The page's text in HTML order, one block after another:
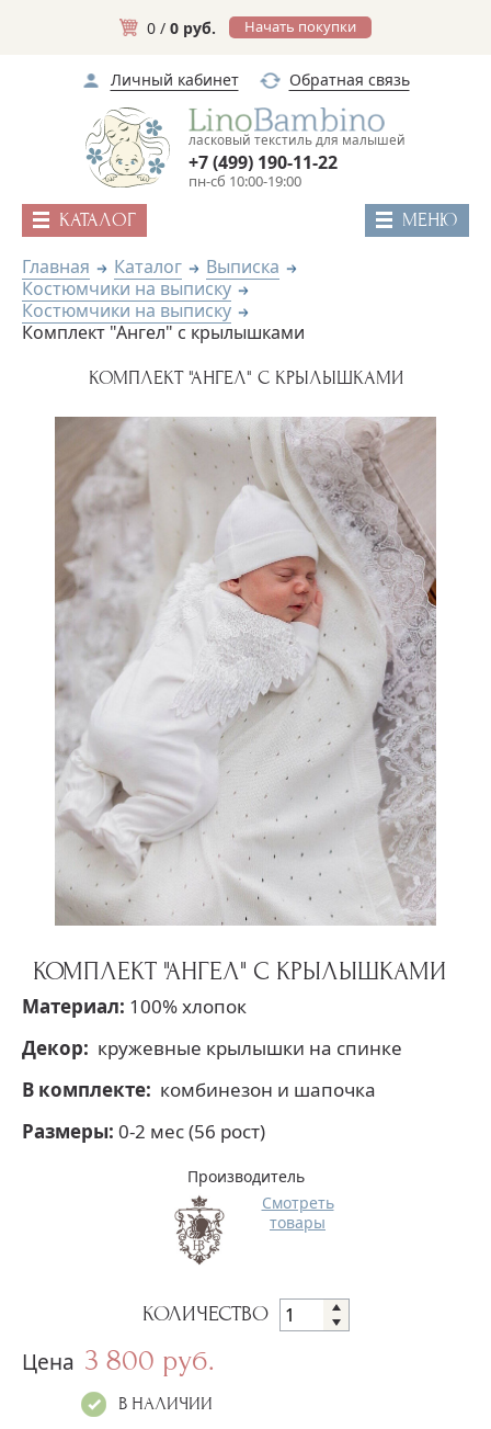
0 / 0 руб. Начать покупки
Личный кабинет Обратная связь
ласковый текстиль для малышей
пн-сб 10:00-19:00
+7 (499) 190-11-22
КАТАЛОГ МЕНЮ
Главная Каталог
Выписка
Костюмчики на выписку
Костюмчики на выписку
Комплект "Ангел" с крылышками
КОМПЛЕКТ "АНГЕЛ" С КРЫЛЫШКАМИ
КОМПЛЕКТ "АНГЕЛ" С КРЫЛЫШКАМИ
Материал: 100% хлопок
Декор: кружевные крылышки на спинке
В комплекте: комбинезон и шапочка
Размеры: 0-2 мес (56 рост)
Производитель
Смотреть
товары
КОЛИЧЕСТВО
Цена 3 800 руб.
В НАЛИЧИИ